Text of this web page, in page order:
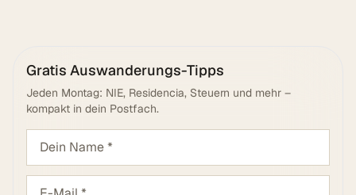
Gratis Auswanderungs-Tipps
Jeden Montag: NIE, Residencia, Steuern und mehr –
kompakt in dein Postfach.